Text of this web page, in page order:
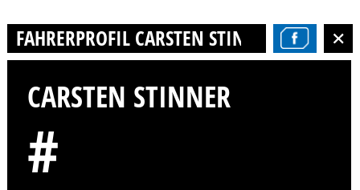
FAHRERPROFIL CARSTEN STINNER
CARSTEN STINNER
#